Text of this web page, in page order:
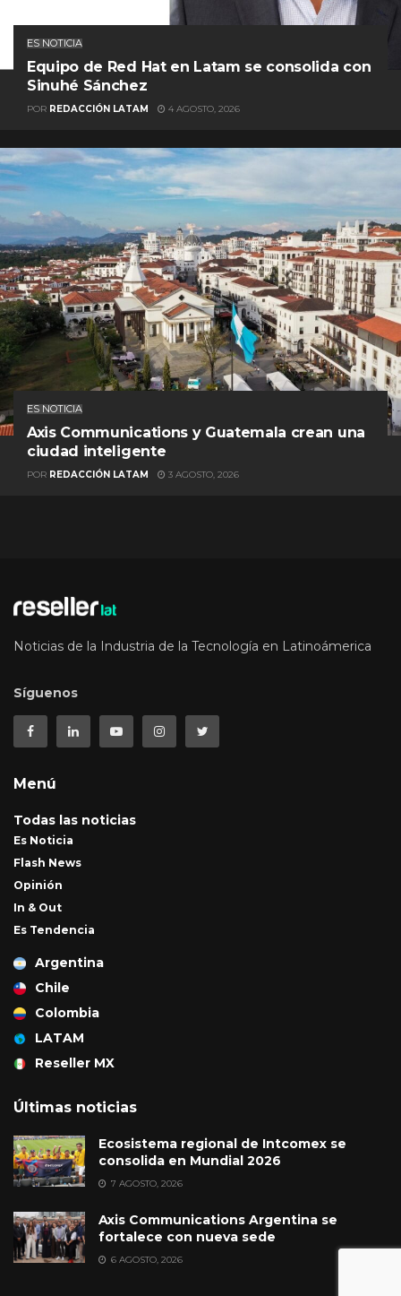
ES NOTICIA
Equipo de Red Hat en Latam se consolida con
Sinuhé Sánchez
POR REDACCIÓN LATAM 4 AGOSTO, 2026
ES NOTICIA
Axis Communications y Guatemala crean una
ciudad inteligente
POR REDACCIÓN LATAM 3 AGOSTO, 2026
Noticias de la Industria de la Tecnología en Latinoámerica
Síguenos
Menú
Todas las noticias
Es Noticia
Flash News
Opinión
In & Out
Es Tendencia
Argentina
Chile
Colombia
LATAM
Reseller MX
Últimas noticias
Ecosistema regional de Intcomex se
consolida en Mundial 2026
7 AGOSTO, 2026
Axis Communications Argentina se
fortalece con nueva sede
6 AGOSTO, 2026